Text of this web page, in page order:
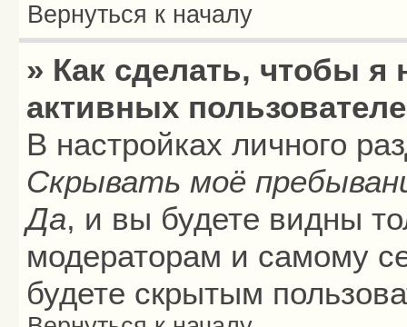
Вернуться к началу
» Как сделать, чтобы я
активных
В настройках личного
Скрывать моё
Да, и вы будете видны
модераторам и самому
будете скрытым